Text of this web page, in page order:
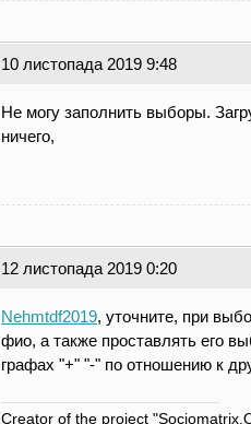
10 листопада 2019 9:48
Не могу заполнить выборы.
ничего,
12 листопада 2019 0:20
Nehmtdf2019, уточните, при
фио, а также проставлять его
графах "+" "-" по отношению к
Creator of the project